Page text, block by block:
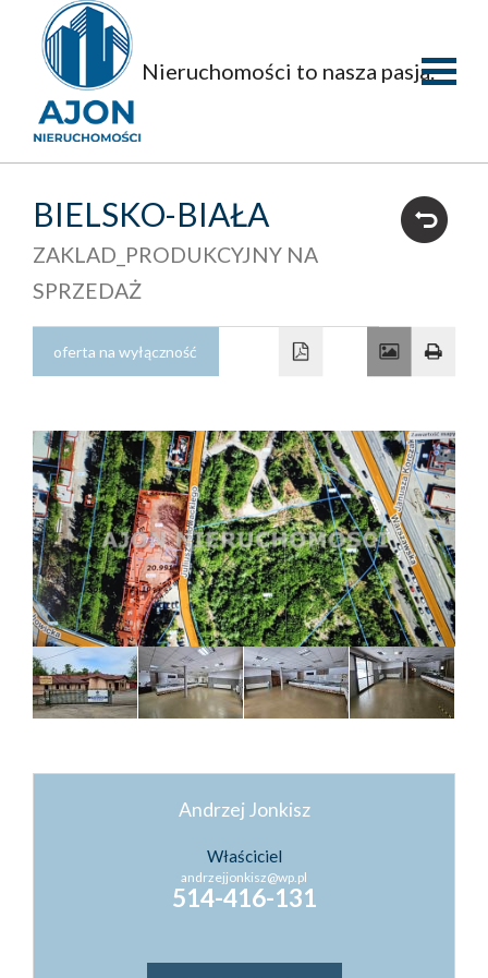
Nieruchomości to nasza pasja.
firmie
Oferty
Domy
Obiekty
Kontakt
Kredyty
BIELSKO-BIAŁA
ZAKLAD_PRODUKCYJNY NA
SPRZEDAŻ
oferta na wyłączność
Andrzej Jonkisz
Właściciel
andrzejjonkisz@wp.pl
514-416-131